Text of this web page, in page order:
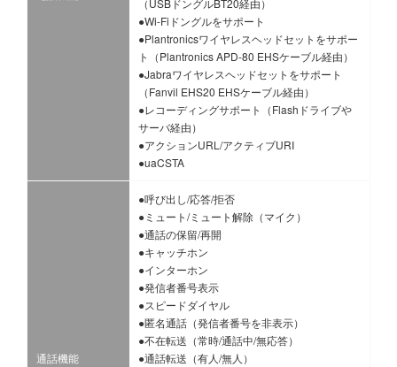
（USBドングルBT20経由）
●Wi-Fiドングルをサポート
●Plantronicsワイヤレスヘッドセットをサポー
ト（Plantronics APD-80 EHSケーブル経由）
●Jabraワイヤレスヘッドセットをサポート
（Fanvil EHS20 EHSケーブル経由）
●レコーディングサポート（Flashドライブや
サーバ経由）
●アクションURL/アクティブURI
●uaCSTA
通話機能
●呼び出し/応答/拒否
●ミュート/ミュート解除（マイク）
●通話の保留/再開
●キャッチホン
●インターホン
●発信者番号表示
●スピードダイヤル
●匿名通話（発信者番号を非表示）
●不在転送（常時/通話中/無応答）
●通話転送（有人/無人）